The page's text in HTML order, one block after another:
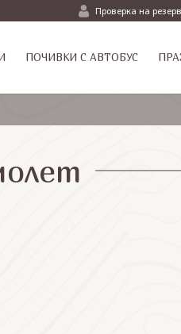
Проверка на
ПОЧИВКИ С АВТОБУС